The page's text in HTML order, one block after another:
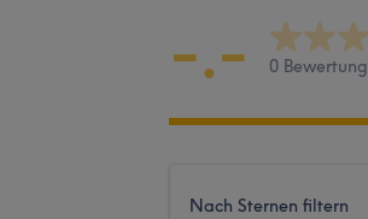
-.- 0 Bewertung
Nach Sternen filtern